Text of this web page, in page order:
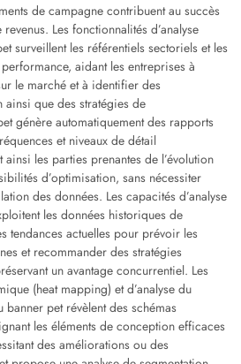
de campagne contribuent au succès
Les fonctionnalités d’analyse
surveillent les référentiels sectoriels et les
aidant les entreprises à
le marché et à identifier des
ainsi que des stratégies de
génère automatiquement des rapports
et niveaux de détail
les parties prenantes de l’évolution
d’optimisation, sans nécessiter
des données. Les capacités d’analyse
les données historiques de
tendances actuelles pour prévoir les
et recommander des stratégies
un avantage concurrentiel. Les
(heat mapping) et d’analyse du
pet révèlent des schémas
les éléments de conception efficaces
des améliorations ou des